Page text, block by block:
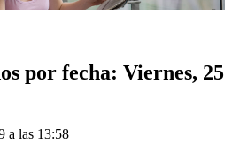
por fecha: Viernes, 25
a las 13:58